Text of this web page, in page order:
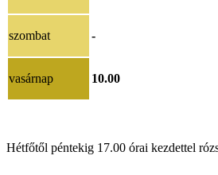
szombat -
vasárnap 10.00
Hétfőtől péntekig 17.00 órai kezdettel